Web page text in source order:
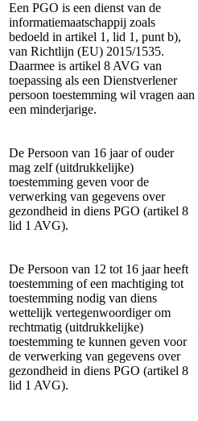
Een PGO is een dienst van de
informatiemaatschappij zoals
bedoeld in artikel 1, lid 1, punt b),
van Richtlijn (EU) 2015/1535.
Daarmee is artikel 8 AVG van
toepassing als een Dienstverlener
persoon toestemming wil vragen aan
een minderjarige.
De Persoon van 16 jaar of ouder
mag zelf (uitdrukkelijke)
toestemming geven voor de
verwerking van gegevens over
gezondheid in diens PGO (artikel 8
lid 1 AVG).
De Persoon van 12 tot 16 jaar heeft
toestemming of een machtiging tot
toestemming nodig van diens
wettelijk vertegenwoordiger om
rechtmatig (uitdrukkelijke)
toestemming te kunnen geven voor
de verwerking van gegevens over
gezondheid in diens PGO (artikel 8
lid 1 AVG).